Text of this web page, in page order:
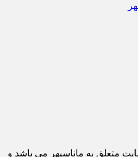
متعلق به ماناسپهر می باشد و